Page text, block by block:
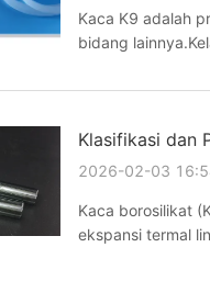
Kaca K9 adalah
bidang
Corporation di ...
Klasifikasi dan
2026-02-03
Kaca borosilikat
ekspansi termal